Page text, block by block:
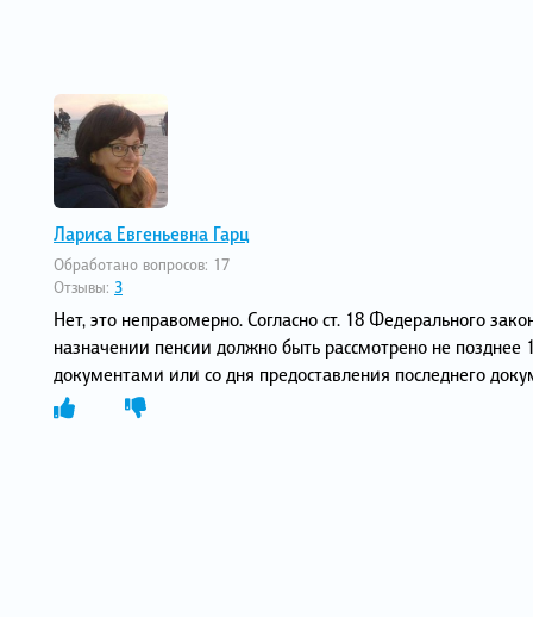
Лариса Евгеньевна Гарц
Обработано вопросов: 17
Отзывы: 3
Нет, это неправомерно. Согласно ст. 18 Федерального
назначении пенсии должно быть рассмотрено не
документами или со дня предоставления последнего